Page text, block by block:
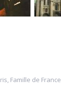
Famille de France